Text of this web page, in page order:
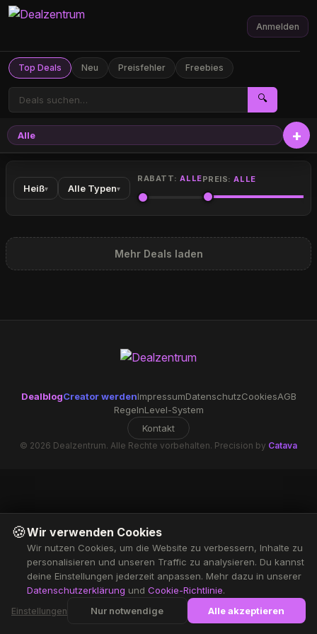
Top Deals Neu Preisfehler Freebies
🔍
Anmelden
Alle
Heiß▾ Alle Typen▾
RABATT:ALLEPREIS:ALLE
Mehr Deals laden
DealblogCreator werdenImpressumDatenschutzCookiesAGB
RegelnLevel-System
Kontakt
© 2026 Dealzentrum. Alle Rechte vorbehalten. Precision by Catava
🍪Wir verwenden Cookies
Wir nutzen Cookies, um die Website zu verbessern, Inhalte zu
personalisieren und unseren Traffic zu analysieren. Du kannst
deine Einstellungen jederzeit anpassen. Mehr dazu in unserer
Datenschutzerklärung und Cookie-Richtlinie.
Einstellungen Nur notwendige Alle akzeptieren